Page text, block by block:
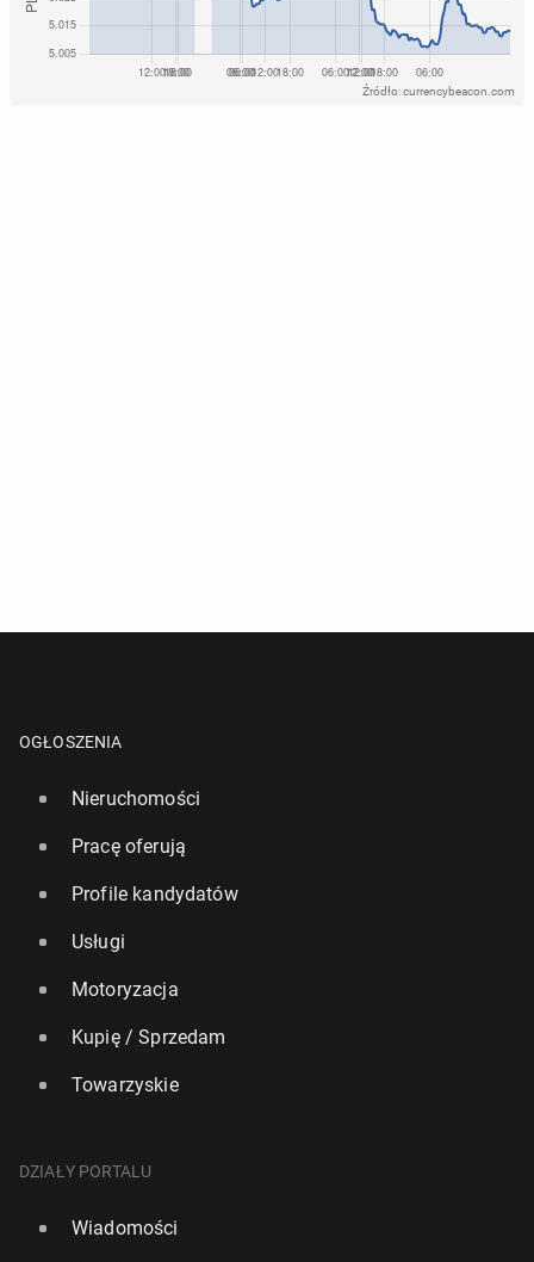
Źródło: currencybeacon.com
OGŁOSZENIA
Nieruchomości
Pracę oferują
Profile kandydatów
Usługi
Motoryzacja
Kupię / Sprzedam
Towarzyskie
DZIAŁY PORTALU
Wiadomości